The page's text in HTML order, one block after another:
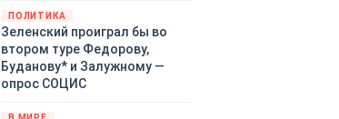
ландшафт в мире, пока
Зеленский ожидает выборов
в США.
ПОЛИТИКА
Зеленский проиграл бы во
втором туре Федорову,
Буданову* и Залужному —
опрос СОЦИС